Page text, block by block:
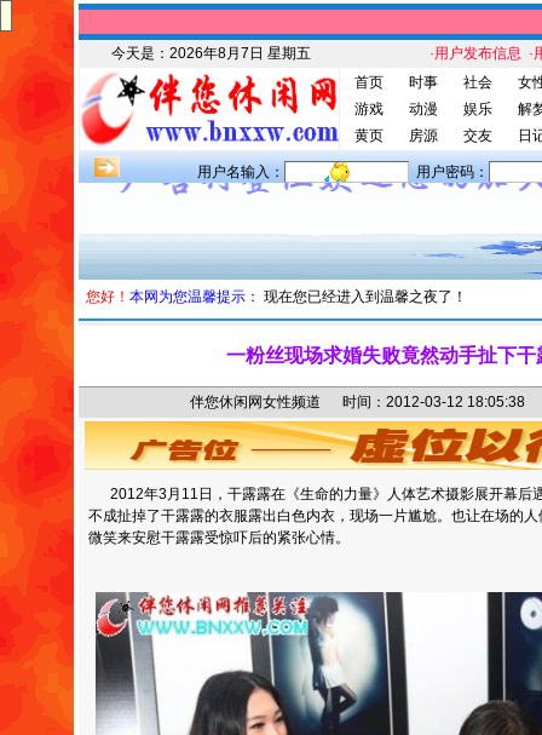
今天是： 2026年8月7日 星期五 ·用户发布信息 ·
首页
时事 社会
女
游戏
动漫 娱乐
解
黄页
房源 交友 日
用户名输入： 用户密码：
您好！ 本网为您温馨提示： 现在您已经进入到温馨之夜了！
一粉丝现场求婚失败竟然动手扯下干
伴您休闲网女性频道 时间：2012-03-12
2012年3月11日，干露露在《生命的力量》人体艺术摄影展开幕后
不成扯掉了干露露的衣服露出白色内衣，现场一片尴尬。也让在场的
微笑来安慰干露露受惊吓后的紧张心情。